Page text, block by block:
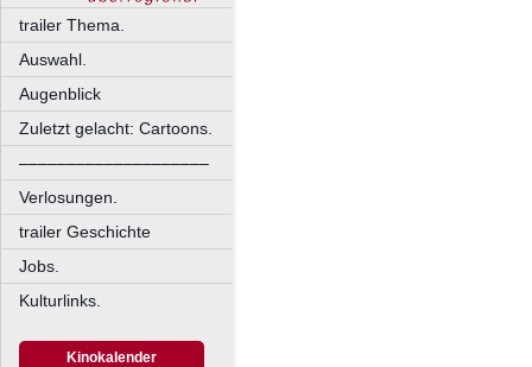
trailer Thema.
Auswahl.
Augenblick
Zuletzt gelacht: Cartoons.
––––––––––––––––––––
Verlosungen.
trailer Geschichte
Jobs.
Kulturlinks.
Kinokalender